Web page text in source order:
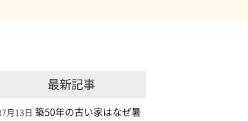
最新記事
月13日 築50年の古い家はなぜ暑